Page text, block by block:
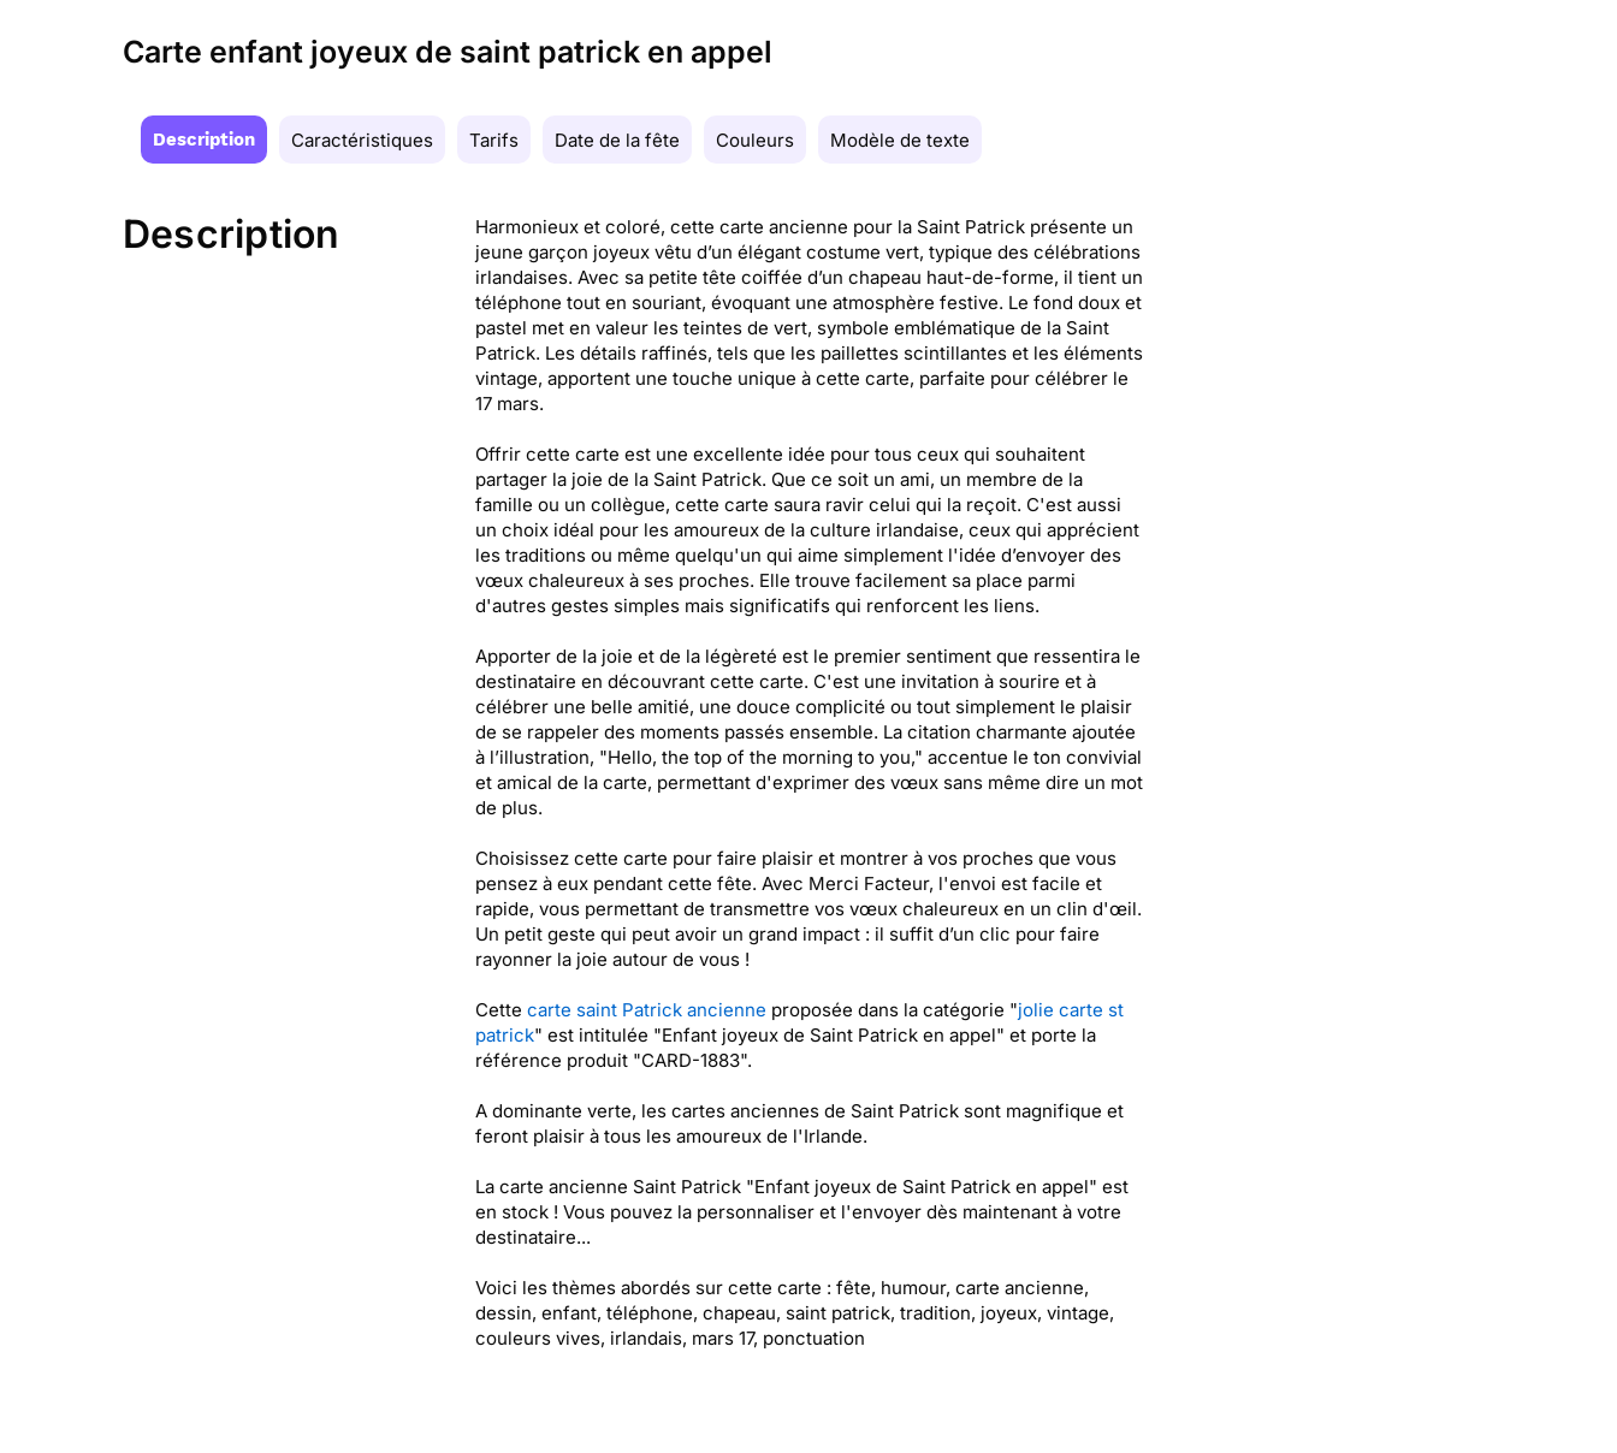
Carte enfant joyeux de saint patrick en appel
Description Caractéristiques Tarifs Date de la fête Couleurs Modèle de texte
Description
Harmonieux et coloré, cette carte ancienne pour la Saint Patrick présente un
jeune garçon joyeux vêtu d’un élégant costume vert, typique des célébrations
irlandaises. Avec sa petite tête coiffée d’un chapeau haut-de-forme, il tient un
téléphone tout en souriant, évoquant une atmosphère festive. Le fond doux et
pastel met en valeur les teintes de vert, symbole emblématique de la Saint
Patrick. Les détails raffinés, tels que les paillettes scintillantes et les éléments
vintage, apportent une touche unique à cette carte, parfaite pour célébrer le
17 mars.
Offrir cette carte est une excellente idée pour tous ceux qui souhaitent
partager la joie de la Saint Patrick. Que ce soit un ami, un membre de la
famille ou un collègue, cette carte saura ravir celui qui la reçoit. C'est aussi
un choix idéal pour les amoureux de la culture irlandaise, ceux qui apprécient
les traditions ou même quelqu'un qui aime simplement l'idée d’envoyer des
vœux chaleureux à ses proches. Elle trouve facilement sa place parmi
d'autres gestes simples mais significatifs qui renforcent les liens.
Apporter de la joie et de la légèreté est le premier sentiment que ressentira le
destinataire en découvrant cette carte. C'est une invitation à sourire et à
célébrer une belle amitié, une douce complicité ou tout simplement le plaisir
de se rappeler des moments passés ensemble. La citation charmante ajoutée
à l’illustration, "Hello, the top of the morning to you," accentue le ton convivial
et amical de la carte, permettant d'exprimer des vœux sans même dire un mot
de plus.
Choisissez cette carte pour faire plaisir et montrer à vos proches que vous
pensez à eux pendant cette fête. Avec Merci Facteur, l'envoi est facile et
rapide, vous permettant de transmettre vos vœux chaleureux en un clin d'œil.
Un petit geste qui peut avoir un grand impact : il suffit d’un clic pour faire
rayonner la joie autour de vous !
Cette carte saint Patrick ancienne proposée dans la catégorie "jolie carte st
patrick" est intitulée "Enfant joyeux de Saint Patrick en appel" et porte la
référence produit "CARD-1883".
A dominante verte, les cartes anciennes de Saint Patrick sont magnifique et
feront plaisir à tous les amoureux de l'Irlande.
La carte ancienne Saint Patrick "Enfant joyeux de Saint Patrick en appel" est
en stock ! Vous pouvez la personnaliser et l'envoyer dès maintenant à votre
destinataire...
Voici les thèmes abordés sur cette carte : fête, humour, carte ancienne,
dessin, enfant, téléphone, chapeau, saint patrick, tradition, joyeux, vintage,
couleurs vives, irlandais, mars 17, ponctuation